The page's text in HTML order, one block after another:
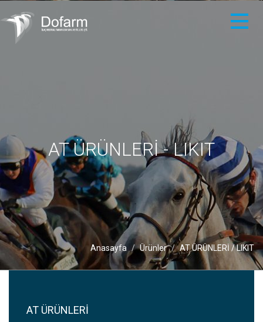
AT ÜRÜNLERİ - LIKIT
Anasayfa Ürünler AT ÜRÜNLERİ / LIKIT
AT ÜRÜNLERİ